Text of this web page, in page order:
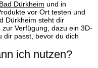
Bad Dürkheim und in
vor Ort testen und
Dürkheim steht dir
Verfügung, dazu ein 3D-
dir passt, bevor du dich
ich nutzen?